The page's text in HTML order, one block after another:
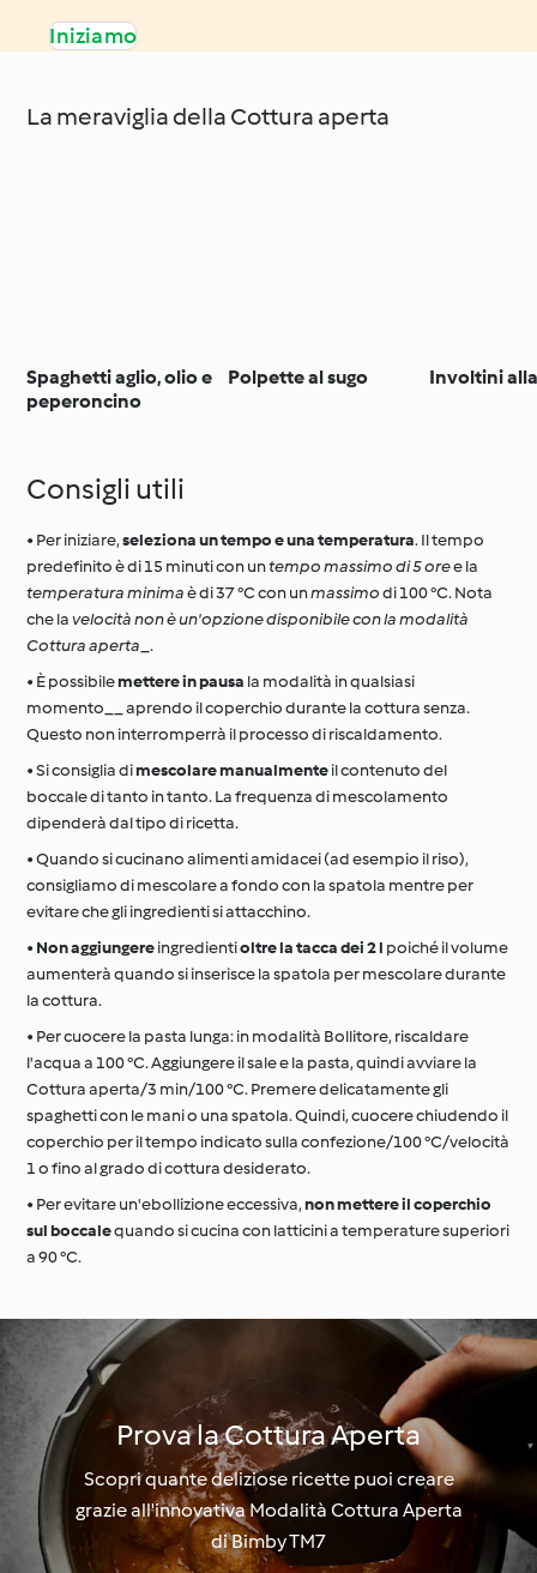
Iniziamo
La meraviglia della Cottura aperta
Spaghetti aglio, olio e
peperoncino
Polpette al sugo Involtini
Consigli utili
• Per iniziare,seleziona un tempo e una temperatura. Il tempo
predefinito è di 15 minuti con untempo massimo di 5 oree la
temperatura minimaè di 37 °C con unmassimodi 100 °C. Nota
che lavelocitànon è un'opzione disponibile con la modalità
Cottura aperta _.
• È possibilemettere in pausa la modalità in qualsiasi
momento__ aprendo il coperchio durante la cottura senza.
Questo non interromperrà il processo di riscaldamento.
• Si consiglia dimescolare manualmenteil contenuto del
boccale di tanto in tanto. La frequenza di mescolamento
dipenderà dal tipo di ricetta.
• Quando si cucinano alimenti amidacei (ad esempio il riso),
consigliamo di mescolare a fondo con la spatola mentre per
evitare che gli ingredienti si attacchino.
• Non aggiungereingredientioltre la tacca dei 2 l poiché il volume
aumenterà quando si inserisce la spatola per mescolare durante
la cottura.
• Per cuocere la pasta lunga: in modalità Bollitore, riscaldare
l'acqua a 100 °C. Aggiungere il sale e la pasta, quindi avviare la
Cottura aperta/3 min/100 °C. Premere delicatamente gli
spaghetti con le mani o una spatola. Quindi, cuocere chiudendo il
coperchio per il tempo indicato sulla confezione/100 °C/velocità
1 o fino al grado di cottura desiderato.
• Per evitare un'ebollizione eccessiva,non mettere il coperchio
sul boccalequando si cucina con latticini a temperature superiori
a 90 °C.
Prova la Cottura Aperta
Scopri quante deliziose ricette puoi creare
grazie all'innovativa Modalità Cottura Aperta
di Bimby TM7